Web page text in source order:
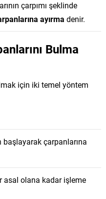
çarpımı şeklinde
ayırma denir.
Bulma
için iki temel yöntem
başlayarak çarpanlarına
asal olana kadar işleme